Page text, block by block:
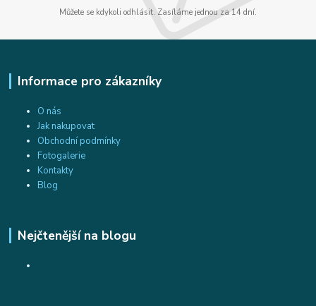
Můžete se kdykoli odhlásit. Zasíláme jednou za 14 dní.
Informace pro zákazníky
O nás
Jak nakupovat
Obchodní podmínky
Fotogalerie
Kontakty
Blog
Nejčtenější na blogu